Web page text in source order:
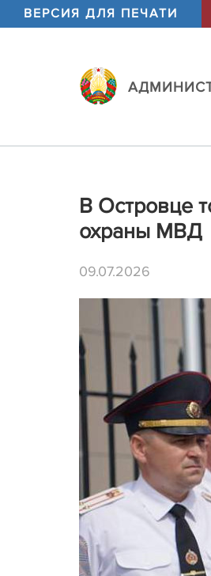
ВЕРСИЯ ДЛЯ ПЕЧАТИ
В Островце
охраны МВД
09.07.2026